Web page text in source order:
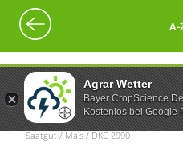
Agrar Wetter
Bayer CropScience
Kostenlos bei Google
A-
Saatgut / Mais / DKC 2990